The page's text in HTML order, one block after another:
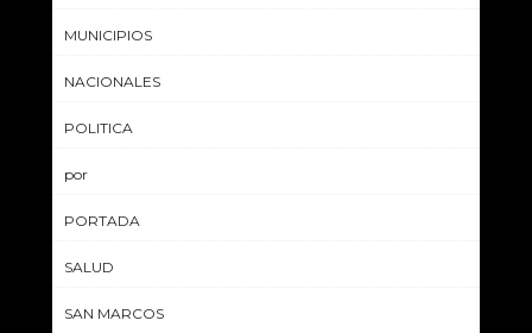
MUNICIPIOS
NACIONALES
POLITICA
por
PORTADA
SALUD
SAN MARCOS